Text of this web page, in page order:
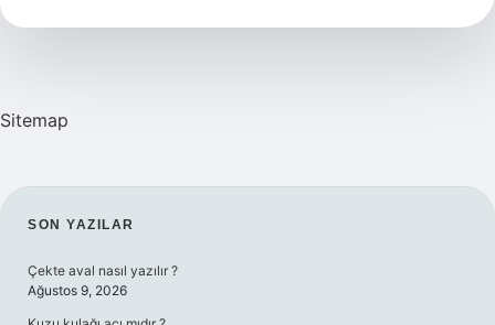
Sitemap
SIDEBAR
SON YAZILAR
Çekte aval nasıl yazılır ?
Ağustos 9, 2026